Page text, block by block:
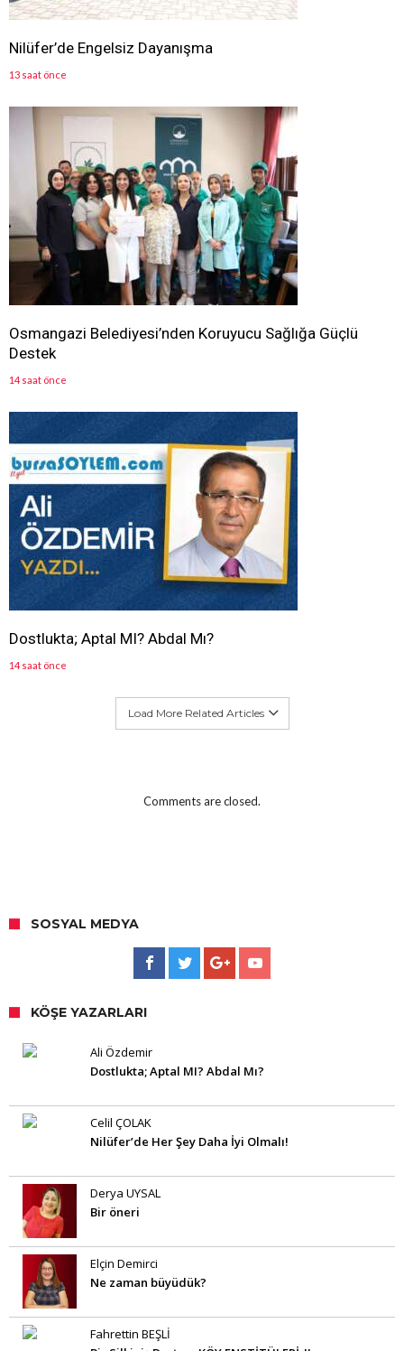
Nilüfer’de Engelsiz Dayanışma
13 saat önce
Osmangazi Belediyesi’nden Koruyucu Sağlığa Güçlü
Destek
14 saat önce
Dostlukta; Aptal MI? Abdal Mı?
14 saat önce
Load More Related Articles
Comments are closed.
SOSYAL MEDYA
KÖŞE YAZARLARI
Ali Özdemir
Dostlukta; Aptal MI? Abdal Mı?
Celil ÇOLAK
Nilüfer’de Her Şey Daha İyi Olmalı!
Derya UYSAL
Bir öneri
Elçin Demirci
Ne zaman büyüdük?
Fahrettin BEŞLİ